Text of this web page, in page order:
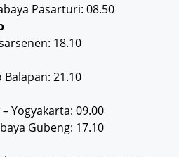
Pasarturi: 08.50
18.10
Balapan: 21.10
Yogyakarta: 09.00
Gubeng: 17.10